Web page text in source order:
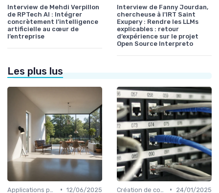
Interview de Mehdi Verpillon
de RPTech AI : Intégrer
concrètement l’intelligence
artificielle au cœur de
l’entreprise
Interview de Fanny Jourdan,
chercheuse à l'IRT Saint
Exupery : Rendre les LLMs
explicables : retour
d’expérience sur le projet
Open Source Interpreto
Les plus lus
• 12/06/2025 • 24/01/2025